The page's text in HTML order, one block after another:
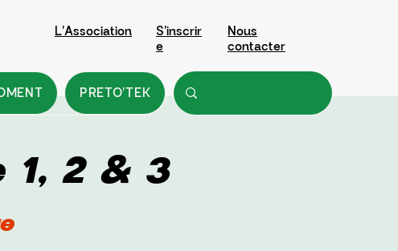
L'Association S'inscrir
e
Nous
contacter
PRETO'TEK
1, 2 & 3